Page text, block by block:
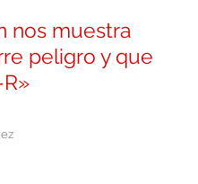
nos muestra
peligro y que